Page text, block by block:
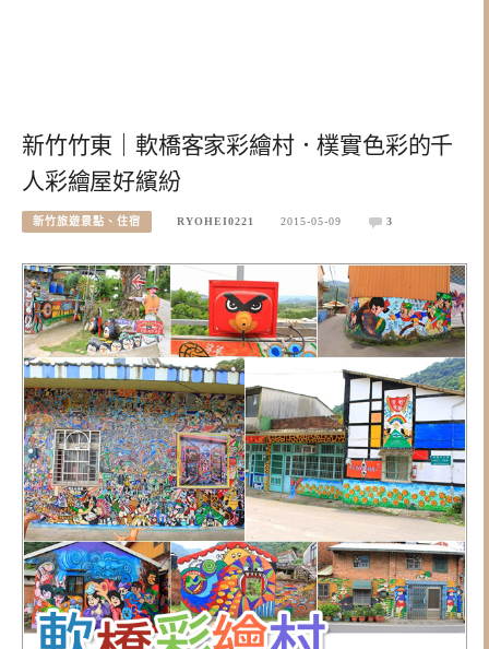
新竹竹東｜軟橋客家彩繪村．樸實色彩的千
人彩繪屋好繽紛
新竹旅遊景點、住宿 RYOHEI0221 2015-05-09 3